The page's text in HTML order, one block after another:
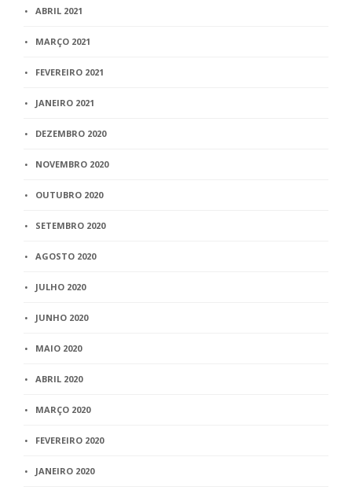
ABRIL 2021
MARÇO 2021
FEVEREIRO 2021
JANEIRO 2021
DEZEMBRO 2020
NOVEMBRO 2020
OUTUBRO 2020
SETEMBRO 2020
AGOSTO 2020
JULHO 2020
JUNHO 2020
MAIO 2020
ABRIL 2020
MARÇO 2020
FEVEREIRO 2020
JANEIRO 2020